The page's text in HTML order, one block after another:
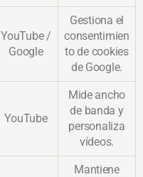
YouTube /
Google
Gestiona el
consentimien
to de cookies
de Google.
YouTube
Mide ancho
de banda y
personaliza
vídeos.
Mantiene